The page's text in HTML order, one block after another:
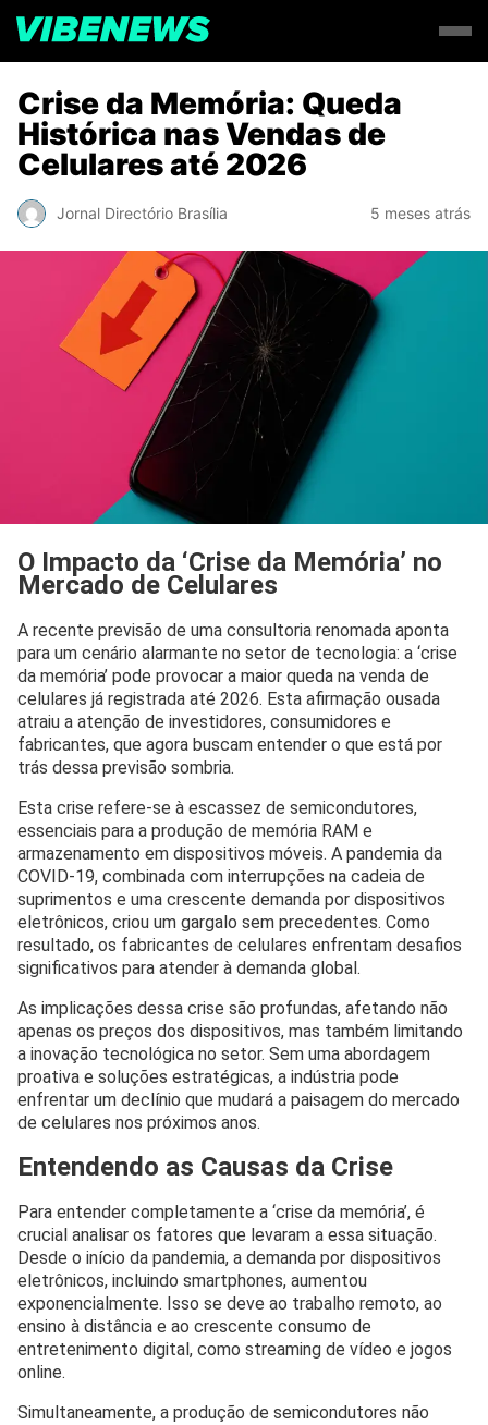
Crise da Memória: Queda
Histórica nas Vendas de
Celulares até 2026
Jornal Directório Brasília 5 meses atrás
O Impacto da ‘Crise da Memória’ no
Mercado de Celulares
A recente previsão de uma consultoria renomada aponta
para um cenário alarmante no setor de tecnologia: a ‘crise
da memória’ pode provocar a maior queda na venda de
celulares já registrada até 2026. Esta afirmação ousada
atraiu a atenção de investidores, consumidores e
fabricantes, que agora buscam entender o que está por
trás dessa previsão sombria.
Esta crise refere-se à escassez de semicondutores,
essenciais para a produção de memória RAM e
armazenamento em dispositivos móveis. A pandemia da
COVID-19, combinada com interrupções na cadeia de
suprimentos e uma crescente demanda por dispositivos
eletrônicos, criou um gargalo sem precedentes. Como
resultado, os fabricantes de celulares enfrentam desafios
significativos para atender à demanda global.
As implicações dessa crise são profundas, afetando não
apenas os preços dos dispositivos, mas também limitando
a inovação tecnológica no setor. Sem uma abordagem
proativa e soluções estratégicas, a indústria pode
enfrentar um declínio que mudará a paisagem do mercado
de celulares nos próximos anos.
Entendendo as Causas da Crise
Para entender completamente a ‘crise da memória’, é
crucial analisar os fatores que levaram a essa situação.
Desde o início da pandemia, a demanda por dispositivos
eletrônicos, incluindo smartphones, aumentou
exponencialmente. Isso se deve ao trabalho remoto, ao
ensino à distância e ao crescente consumo de
entretenimento digital, como streaming de vídeo e jogos
online.
Simultaneamente, a produção de semicondutores não